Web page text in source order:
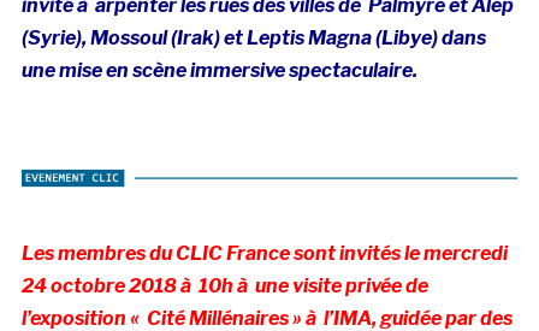
invité à arpenter les rues des villes de Palmyre et Alep
(Syrie), Mossoul (Irak) et Leptis Magna (Libye) dans
une mise en scène immersive spectaculaire.
Les membres du CLIC France sont invités le mercredi
24 octobre 2018 à 10h à une visite privée de
l’exposition « Cité Millénaires » à l’IMA, guidée par des